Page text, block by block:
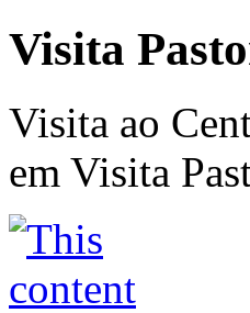
Visita
Visita ao
em Visita